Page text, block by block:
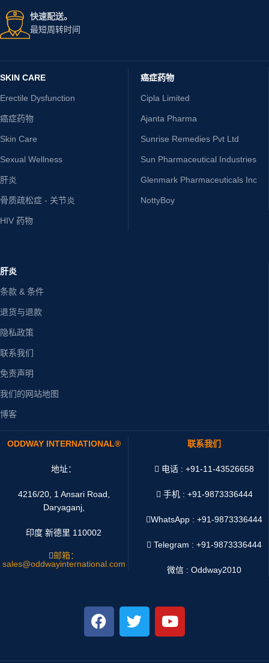
快速配送。
最短周转时间
SKIN CARE
Erectile Dysfunction
癌症药物
Skin Care
Sexual Wellness
肝炎
骨质疏松症 - 关节炎
HIV 药物
癌症药物
Cipla Limited
Ajanta Pharma
Sunrise Remedies Pvt Ltd
Sun Pharmaceutical Industries
Glenmark Pharmaceuticals Inc
NottyBoy
肝炎
条款 & 条件
退货与退款
隐私政策
联系我们
免责声明
我们的网站地图
博客
ODDWAY INTERNATIONAL®
地址：
4216/20, 1 Ansari Road,
Daryaganj,
印度 新德里 110002
邮箱：
sales@oddwayinternational.com
联系我们
电话 : +91-11-43526658
手机 : +91-9873336444
WhatsApp :+91-9873336444
Telegram : +91-9873336444
微信 : Oddway2010